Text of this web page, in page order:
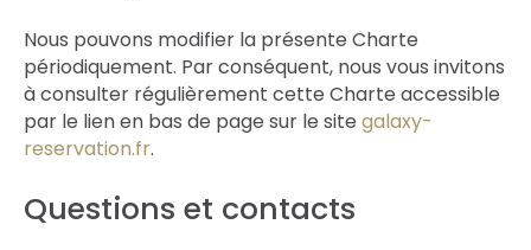
Nous pouvons modifier la présente Charte
périodiquement. Par conséquent, nous vous invitons
à consulter régulièrement cette Charte accessible
par le lien en bas de page sur le site galaxy-
reservation.fr.
Questions et contacts